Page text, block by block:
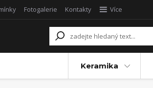
Fotogalerie Kontakty Více
Keramika